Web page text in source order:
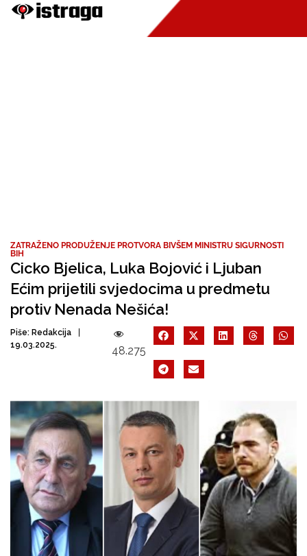
ZATRAŽENO PRODUŽENJE PROTVORA BIVŠEM MINISTRU SIGURNOSTI
BIH
Cicko Bjelica, Luka Bojović i Ljuban
Ećim prijetili svjedocima u predmetu
protiv Nenada Nešića!
Piše: Redakcija
19.03.2025.
48.275